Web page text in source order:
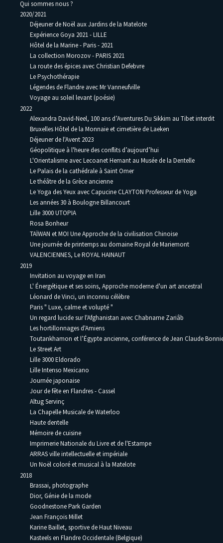
Qui sommes nous ?
2020/2021
Déjeuner de Noël aux Jardins de la Matelote
Expérience Goya 2021 - LILLE
Hôtel de la Marine - Paris - 2021
La collection Morozov - PARIS 2021
La route des épices avec Christian Defebvre
Le Psychothérapie
Légendes de Flandre avec Mr Vanneufville
Voyage au soleil levant (poésie)
2022
Alexandra David-Neel, 100 ans d’Aventures Du Sikkim au Tibet interdit
Bruxelles Hôtel de la Monnaie et cimetière de Laeken
Déjeuner de l'Avent 2023
Géopolitique à l'heure des conflits d’aujourd’hui
L'Orientalisme avec Lecoanet Hemant au Musée de la Dentelle
Le Palais de la cathédrale à Saint Omer
Le théâtre de la Grèce ancienne
Le Yoga des Yeux avec Capucine CLAYTON Professeur de Yoga
Les années 30 à Boulogne Billancourt
Lille 3000 UTOPIA
Rosa Bonheur
TAÏWAN et MOI Une Approche de la civilisation Chinoise
Une journée de printemps au domaine Royal de Mariemont
VALENCIENNES, Le ROYAL HAINAUT
2019
Invitation au voyage en Iran
L' Énergétique et ses soins, Approche moderne d'un art ancestral
Léonard de Vinci, un inconnu célèbre
Paris " Luxe, calme et volupté "
Un regard lucide sur l'Afghanistan avec Chabname Zariâb
Les hortillonnages d'Amiens
Toutankhamon et l’Égypte ancienne, conférence de Jean Claude
Le Street Art
Lille 3000 Eldorado
Lille Intenso Mexicano
Journée japonaise
Jour de fête en Flandres - Cassel
Altug Servinç
La Chapelle Musicale de Waterloo
Haute dentelle
Mémoire de cuisine
Imprimerie Nationale du Livre et de l'Estampe
ARRAS ville intellectuelle et impériale
Un Noël coloré et musical à la Matelote
2018
Brassai, photographe
Dior, Génie de la mode
Goodnestone Park Garden
Jean François Millet
Karine Baillet, sportive de Haut Niveau
Kasteels en Flandre Occidentale (Belgique)